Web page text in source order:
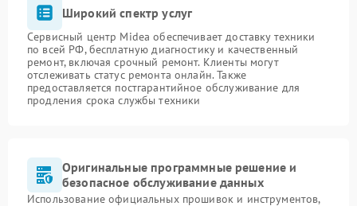
Широкий спектр услуг
Сервисный центр Midea обеспечивает доставку техники
по всей РФ, бесплатную диагностику и качественный
ремонт, включая срочный ремонт. Клиенты могут
отслеживать статус ремонта онлайн. Также
предоставляется постгарантийное обслуживание для
продления срока службы техники
Оригинальные программные решение и
безопасное обслуживание данных
Использование официальных прошивок и инструментов,